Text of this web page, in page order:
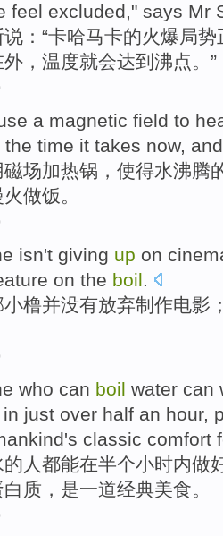
feel excluded," says Mr
说：“卡哈马卡的火爆局势
外，温度就会达到 沸点。”
a magnetic field to
the time it takes now, and
磁场加热锅 ， 使得水沸腾
做饭。
isn't giving up on
on the boil.
小橹并没有放弃制作电影
who can boil water can
in just over half an hour,
's classic comfort
的 人 都能在半个小时内做
白质 ，是一道经典美食。